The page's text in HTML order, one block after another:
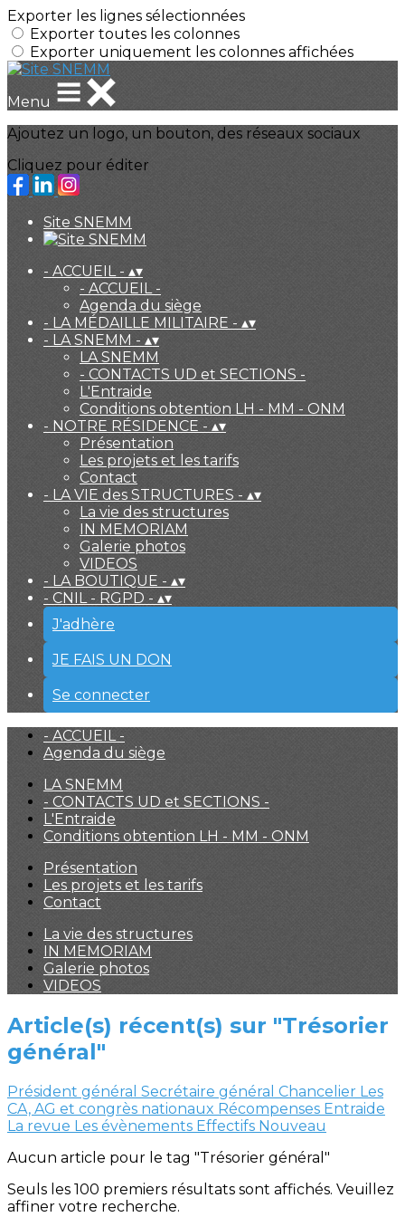
Exporter les lignes sélectionnées
Exporter toutes les colonnes
Exporter uniquement les colonnes affichées
Menu
Ajoutez un logo, un bouton, des réseaux sociaux
Cliquez pour éditer
Site SNEMM
- ACCUEIL - ▴▾
- ACCUEIL -
Agenda du siège
- LA MÉDAILLE MILITAIRE - ▴▾
- LA SNEMM - ▴▾
LA SNEMM
- CONTACTS UD et SECTIONS -
L'Entraide
Conditions obtention LH - MM - ONM
- NOTRE RÉSIDENCE - ▴▾
Présentation
Les projets et les tarifs
Contact
- LA VIE des STRUCTURES - ▴▾
La vie des structures
IN MEMORIAM
Galerie photos
VIDEOS
- LA BOUTIQUE - ▴▾
- CNIL - RGPD - ▴▾
J'adhère
JE FAIS UN DON
Se connecter
- ACCUEIL -
Agenda du siège
LA SNEMM
- CONTACTS UD et SECTIONS -
L'Entraide
Conditions obtention LH - MM - ONM
Présentation
Les projets et les tarifs
Contact
La vie des structures
IN MEMORIAM
Galerie photos
VIDEOS
Article(s) récent(s) sur "Trésorier
général"
Président général Secrétaire général Chancelier Les
CA, AG et congrès nationaux Récompenses Entraide
La revue Les évènements Effectifs Nouveau
Aucun article pour le tag "Trésorier général"
Seuls les 100 premiers résultats sont affichés. Veuillez
affiner votre recherche.